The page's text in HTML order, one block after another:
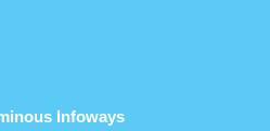
Infoways